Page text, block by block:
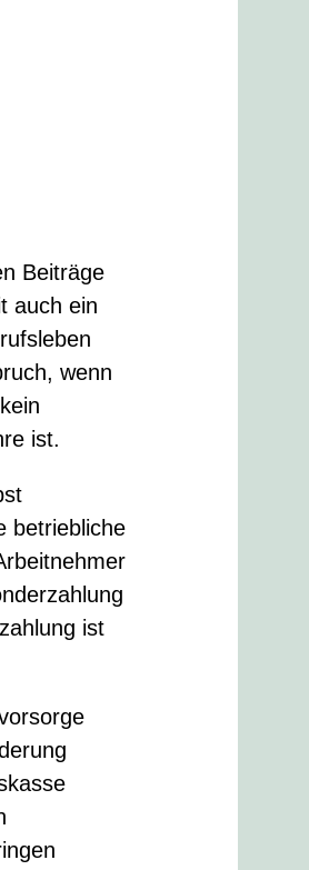
Beiträge
auch ein
wenn
ist.
betriebliche
ist